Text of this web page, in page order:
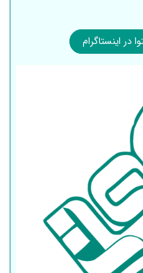
در اینستاگرام